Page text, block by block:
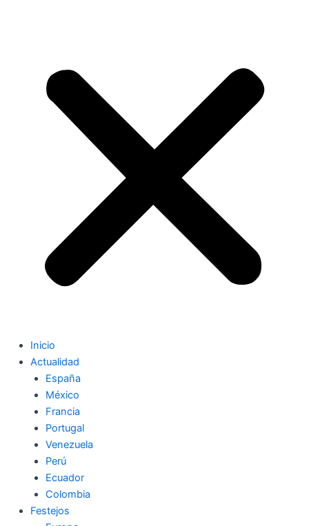
Inicio
Actualidad
España
México
Francia
Portugal
Venezuela
Perú
Ecuador
Colombia
Festejos